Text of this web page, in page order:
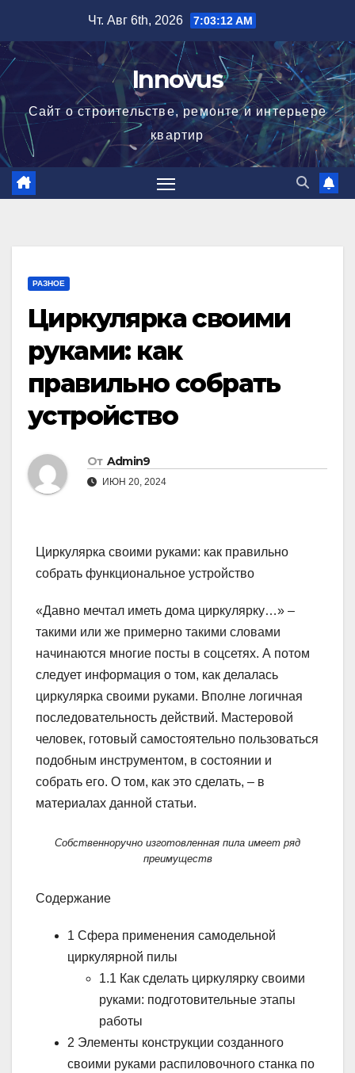
содержимому
Чт. Авг 6th, 2026 7:03:13 AM
Innovus
Сайт о строительстве, ремонте и интерьере
квартир
РАЗНОЕ
Циркулярка своими
руками: как
правильно собрать
устройство
От Admin9
ИЮН 20, 2024
Циркулярка своими руками: как правильно
собрать функциональное устройство
«Давно мечтал иметь дома циркулярку…» –
такими или же примерно такими словами
начинаются многие посты в соцсетях. А потом
следует информация о том, как делалась
циркулярка своими руками. Вполне логичная
последовательность действий. Мастеровой
человек, готовый самостоятельно пользоваться
подобным инструментом, в состоянии и
собрать его. О том, как это сделать, – в
материалах данной статьи.
Собственноручно изготовленная пила имеет ряд
преимуществ
Содержание
1 Сфера применения самодельной
циркулярной пилы
1.1 Как сделать циркулярку своими
руками: подготовительные этапы
работы
2 Элементы конструкции созданного
своими руками распиловочного станка по